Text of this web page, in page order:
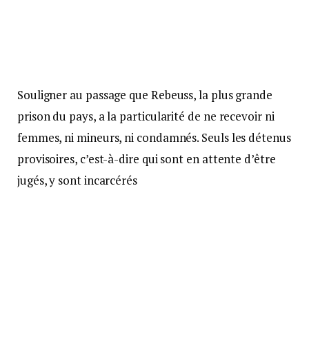
Souligner au passage que Rebeuss, la plus grande
prison du pays, a la particularité de ne recevoir ni
femmes, ni mineurs, ni condamnés. Seuls les détenus
provisoires, c’est-à-dire qui sont en attente d’être
jugés, y sont incarcérés